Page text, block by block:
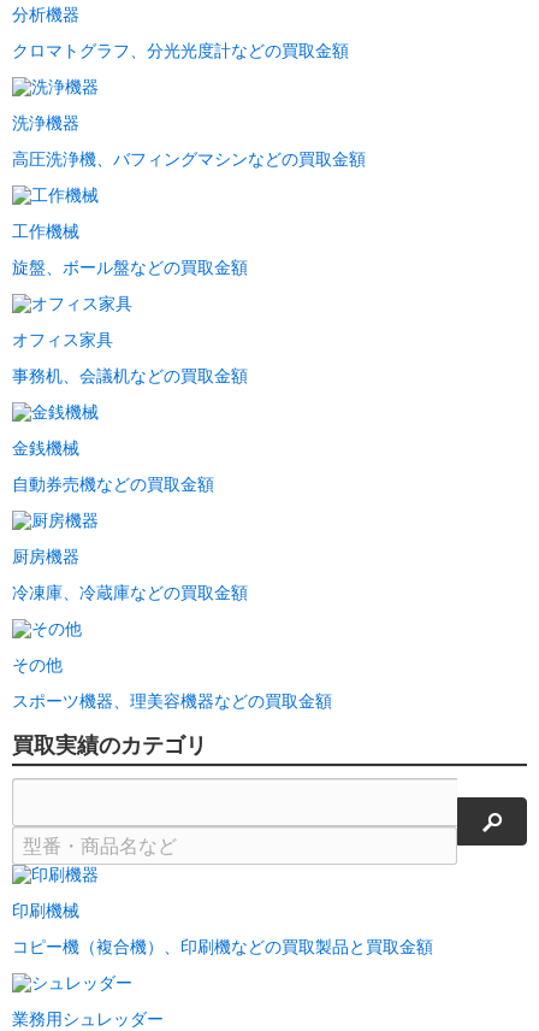
分析機器
クロマトグラフ、分光光度計などの買取金額
洗浄機器
高圧洗浄機、バフィングマシンなどの買取金額
工作機械
旋盤、ボール盤などの買取金額
オフィス家具
事務机、会議机などの買取金額
金銭機械
自動券売機などの買取金額
厨房機器
冷凍庫、冷蔵庫などの買取金額
その他
スポーツ機器、理美容機器などの買取金額
買取実績のカテゴリ
検索
印刷機械
コピー機（複合機）、印刷機などの買取製品と買取金額
業務用シュレッダー